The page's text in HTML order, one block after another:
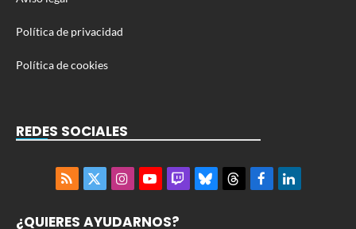
Política de privacidad
Política de cookies
REDES SOCIALES
RSS
X
InstagramYouTubeTwitchBlueskyThreadsFacebookLinkedIn
¿QUIERES AYUDARNOS?